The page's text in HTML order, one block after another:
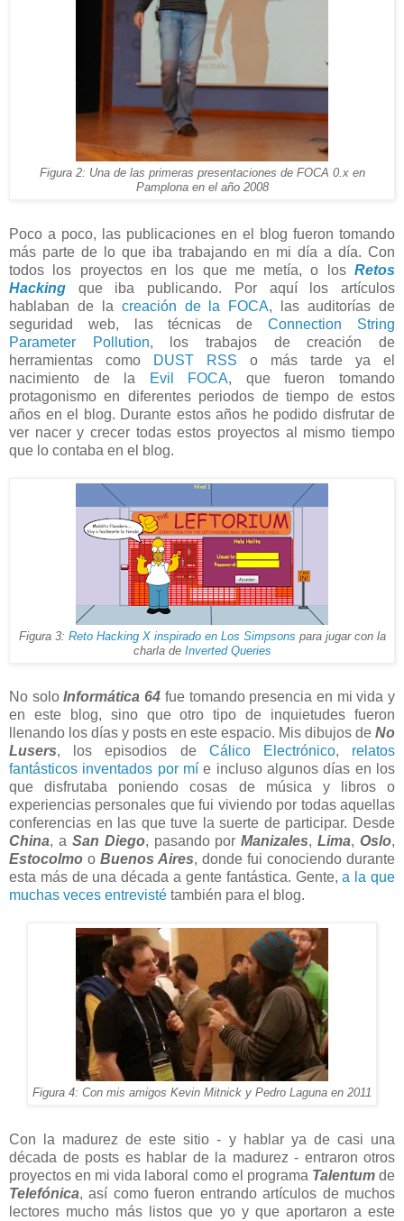
Figura 2: Una de las primeras presentaciones de FOCA 0.x en
Pamplona en el año 2008
Poco a poco, las publicaciones en el blog fueron tomando
más parte de lo que iba trabajando en mi día a día. Con
todos los proyectos en los que me metía, o los Retos
Hacking que iba publicando. Por aquí los artículos
hablaban de la creación de la FOCA, las auditorías de
seguridad web, las técnicas deConnection String
Parameter Pollution, los trabajos de creación de
herramientas como
DUST RSS o más tarde ya el
nacimiento de la
Evil FOCA, que fueron tomando
protagonismo en diferentes periodos de tiempo de estos
años en el blog. Durante estos años he podido disfrutar de
ver nacer y crecer todas estos proyectos al mismo tiempo
que lo contaba en el blog.
Figura 3: Reto Hacking X inspirado en Los Simpsons para jugar con la
charla de Inverted Queries
No soloInformática 64 fue tomando presencia en mi vida y
en este blog, sino que otro tipo de inquietudes fueron
llenando los días y posts en este espacio. Mis dibujos de No
Lusers, los episodios de Cálico Electrónico, relatos
fantásticos inventados por mí e incluso algunos días en los
que disfrutaba poniendo cosas de música y libros o
experiencias personales que fui viviendo por todas aquellas
conferencias en las que tuve la suerte de participar. Desde
China, a San Diego, pasando porManizales,Lima, Oslo,
Estocolmo o Buenos Aires, donde fui conociendo durante
esta más de una década a gente fantástica. Gente,a la que
muchas veces entrevisté también para el blog.
Figura 4: Con mis amigos Kevin Mitnick y Pedro Laguna en 2011
Con la madurez de este sitio - y hablar ya de casi una
década de posts es hablar de la madurez - entraron otros
proyectos en mi vida laboral como el programa Talentumde
Telefónica, así como fueron entrando artículos de muchos
lectores mucho más listos que yo y que aportaron a este